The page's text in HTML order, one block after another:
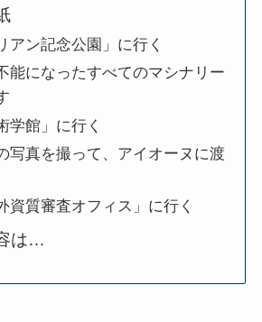
アン記念公園」に行く
能になったすべてのマシナリー
学館」に行く
写真を撮って、アイオーヌに渡
資質審査オフィス」に行く
は…